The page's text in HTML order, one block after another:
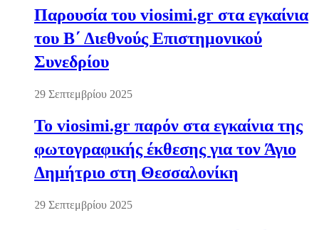
Παρουσία του viosimi.gr στα εγκαίνια
του Β΄ Διεθνούς Επιστημονικού
Συνεδρίου
29 Σεπτεμβρίου 2025
Το viosimi.gr παρόν στα εγκαίνια της
φωτογραφικής έκθεσης για τον Άγιο
Δημήτριο στη Θεσσαλονίκη
29 Σεπτεμβρίου 2025